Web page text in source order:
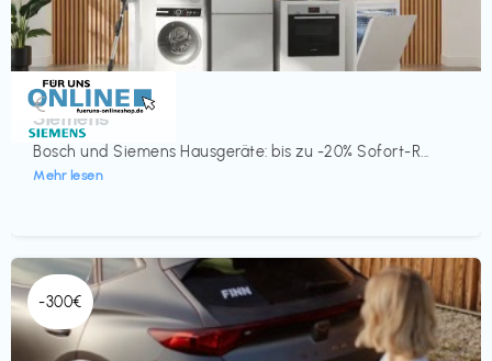
Küche & Haushalt
Siemens
Bosch und Siemens Hausgeräte: bis zu -20% Sofort-R...
Mehr lesen
€‎
-300€